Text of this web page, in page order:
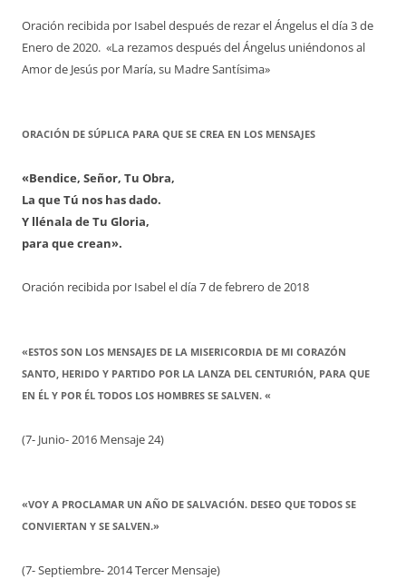
Oración recibida por Isabel después de rezar el Ángelus el día 3 de
Enero de 2020. «La rezamos después del Ángelus uniéndonos al
Amor de Jesús por María, su Madre Santísima»
ORACIÓN DE SÚPLICA PARA QUE SE CREA EN LOS MENSAJES
«Bendice, Señor, Tu Obra,
La que Tú nos has dado.
Y llénala de Tu Gloria,
para que crean».
Oración recibida por Isabel el día 7 de febrero de 2018
«ESTOS SON LOS MENSAJES DE LA MISERICORDIA DE MI CORAZÓN
SANTO, HERIDO Y PARTIDO POR LA LANZA DEL CENTURIÓN, PARA QUE
EN ÉL Y POR ÉL TODOS LOS HOMBRES SE SALVEN. «
(7- Junio- 2016 Mensaje 24)
«VOY A PROCLAMAR UN AÑO DE SALVACIÓN. DESEO QUE TODOS SE
CONVIERTAN Y SE SALVEN.»
(7- Septiembre- 2014 Tercer Mensaje)